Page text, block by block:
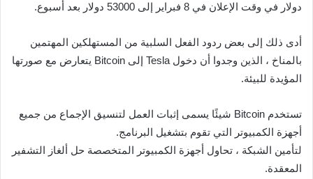
دولار في وقت الإعلان في 8 فبراير إلى 53000 دولار بعد أسبوع.
أدى ذلك إلى بعض ردود الفعل السلبية من المستهلكين المهتمين
بالمناخ ، الذين وجدوا أن دخول Tesla إلى Bitcoin يتعارض مع صورتها
المؤيدة للبيئة.
تستخدم Bitcoin شيئًا يسمى إثبات العمل لتنسيق الإجماع من جميع
أجهزة الكمبيوتر التي تقوم بتشغيل البرنامج.
لتأمين الشبكة ، تحاول أجهزة الكمبيوتر المتخصصة حل ألغاز التشفير
المعقدة.